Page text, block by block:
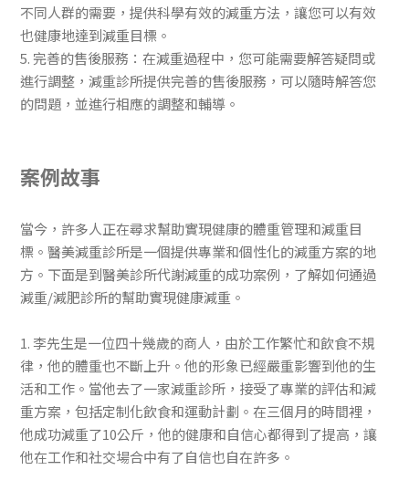
不同人群的需要，提供科學有效的減重方法，讓您可以有效
也健康地達到減重目標。
5. 完善的售後服務：在減重過程中，您可能需要解答疑問或
進行調整，減重診所提供完善的售後服務，可以隨時解答您
的問題，並進行相應的調整和輔導。
案例故事
當今，許多人正在尋求幫助實現健康的體重管理和減重目
標。醫美減重診所是一個提供專業和個性化的減重方案的地
方。下面是到醫美診所代謝減重的成功案例，了解如何通過
減重/減肥診所的幫助實現健康減重。
1. 李先生是一位四十幾歲的商人，由於工作繁忙和飲食不規
律，他的體重也不斷上升。他的形象已經嚴重影響到他的生
活和工作。當他去了一家減重診所，接受了專業的評估和減
重方案，包括定制化飲食和運動計劃。在三個月的時間裡，
他成功減重了10公斤，他的健康和自信心都得到了提高，讓
他在工作和社交場合中有了自信也自在許多。